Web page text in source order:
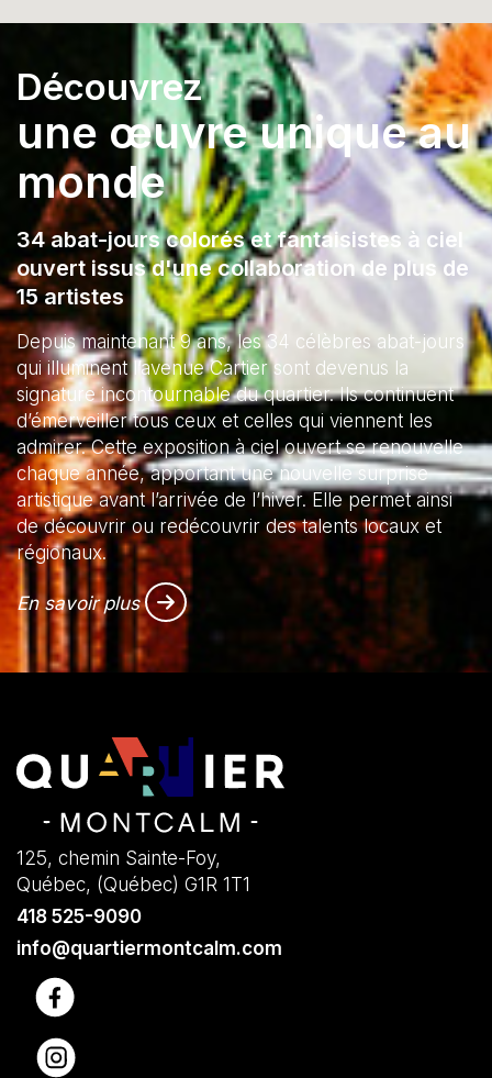
Découvrez
une œuvre unique au
monde
34 abat-jours colorés et fantaisistes à ciel
ouvert issus d'une collaboration de plus de
15 artistes
Depuis maintenant 9 ans, les 34 célèbres abat-jours
qui illuminent l’avenue Cartier sont devenus la
signature incontournable du quartier. Ils continuent
d’émerveiller tous ceux et celles qui viennent les
admirer. Cette exposition à ciel ouvert se renouvelle
chaque année, apportant une nouvelle surprise
artistique avant l’arrivée de l’hiver. Elle permet ainsi
de découvrir ou redécouvrir des talents locaux et
régionaux.
En savoir plus
125, chemin Sainte-Foy,
Québec, (Québec) G1R 1T1
418 525-9090
info@quartiermontcalm.com